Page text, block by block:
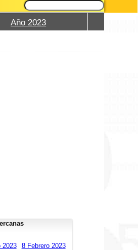
Año 2023
2023
8 Febrero 2023